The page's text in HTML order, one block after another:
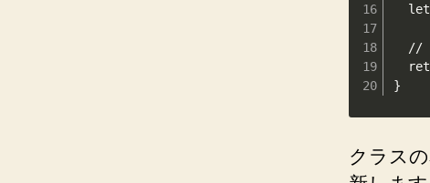
//
}
クラス